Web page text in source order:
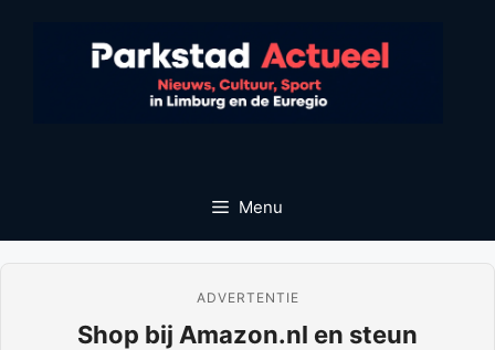
Menu
ADVERTENTIE
Shop bij Amazon.nl en steun